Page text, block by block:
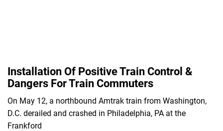
Installation Of Positive Train Control &
Dangers For Train Commuters
On May 12, a northbound Amtrak train from Washington,
D.C. derailed and crashed in Philadelphia, PA at the
Frankford